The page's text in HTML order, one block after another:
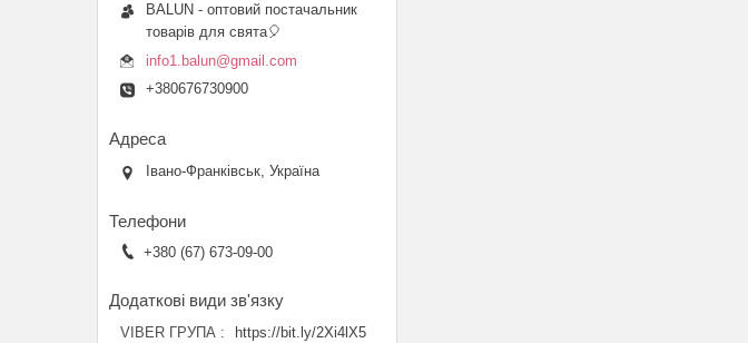
BALUN - оптовий постачальник
товарів для свята🎈
info1.balun@gmail.com
+380676730900
Івано-Франківськ, Україна
+380 (67) 673-09-00
VIBER ГРУПА https://bit.ly/2Xi4lX5